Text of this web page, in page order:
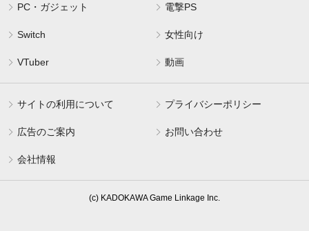
PC・ガジェット 電撃PS
Switch 女性向け
VTuber 動画
サイトの利用について プライバシーポリシー
広告のご案内 お問い合わせ
会社情報
(c) KADOKAWA Game Linkage Inc.